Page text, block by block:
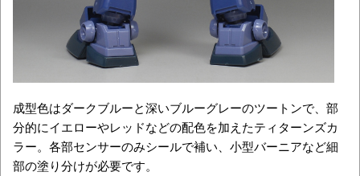
成型色はダークブルーと深いブルーグレーのツートンで、部
分的にイエローやレッドなどの配色を加えたティターンズカ
ラー。各部センサーのみシールで補い、小型バーニアなど細
部の塗り分けが必要です。